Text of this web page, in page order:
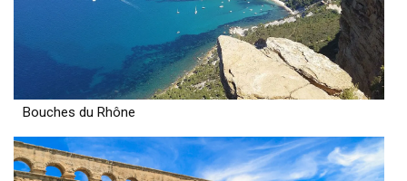
Bouches du Rhône